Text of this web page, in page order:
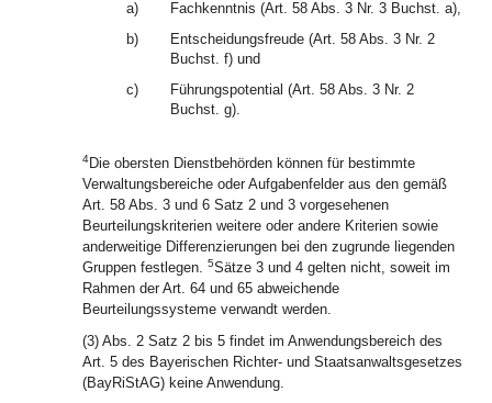
a)
Fachkenntnis (Art. 58 Abs. 3 Nr. 3 Buchst. a),
b)
Entscheidungsfreude (Art. 58 Abs. 3 Nr. 2
Buchst. f) und
c)
Führungspotential (Art. 58 Abs. 3 Nr. 2
Buchst. g).
4Die obersten Dienstbehörden können für bestimmte
Verwaltungsbereiche oder Aufgabenfelder aus den gemäß
Art. 58 Abs. 3 und 6 Satz 2 und 3 vorgesehenen
Beurteilungskriterien weitere oder andere Kriterien sowie
anderweitige Differenzierungen bei den zugrunde liegenden
Gruppen festlegen. 5Sätze 3 und 4 gelten nicht, soweit im
Rahmen der Art. 64 und 65 abweichende
Beurteilungssysteme verwandt werden.
(3) Abs. 2 Satz 2 bis 5 findet im Anwendungsbereich des
Art. 5 des Bayerischen Richter- und Staatsanwaltsgesetzes
(BayRiStAG) keine Anwendung.